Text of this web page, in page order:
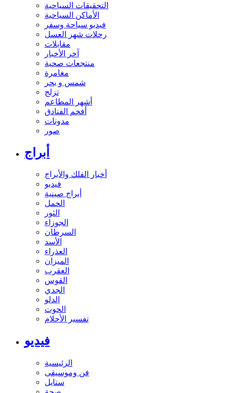
التحقيقات السياحية
الأماكن السياحية
فيديو سياحة وسفر
رحلات شهر العسل
مقابلات
آخر الأخبار
منتجعات صحية
مغامرة
شمس و بحر
تزلج
أشهر المطاعم
أفخم الفنادق
مدونات
صور
أبراج
أخبار الفلك والأبراج
فيديو
أبراج صينية
الحمل
الثور
الجوزاء
السرطان
الأسد
العذراء
الميزان
العقرب
القوس
الجدي
الدلو
الحوت
تفسير الأحلام
فيديو
الرئيسية
فن وموسيقى
ستايل